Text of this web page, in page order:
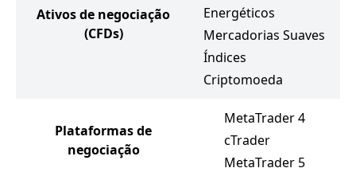
Ativos de negociação
(CFDs)
Energéticos
Mercadorias Suaves
Índices
Criptomoeda
Plataformas de
negociação
MetaTrader 4
cTrader
MetaTrader 5